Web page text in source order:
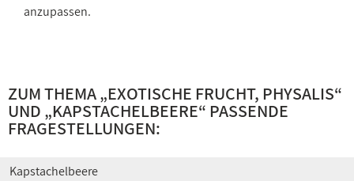
anzupassen.
ZUM THEMA „EXOTISCHE FRUCHT, PHYSALIS“
UND „KAPSTACHELBEERE“ PASSENDE
FRAGESTELLUNGEN:
Kapstachelbeere